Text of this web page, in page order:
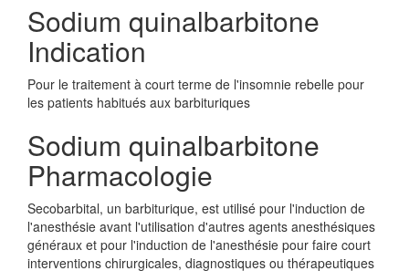
Sodium quinalbarbitone
Indication
Pour le traitement à court terme de l'insomnie rebelle pour
les patients habitués aux barbituriques
Sodium quinalbarbitone
Pharmacologie
Secobarbital, un barbiturique, est utilisé pour l'induction de
l'anesthésie avant l'utilisation d'autres agents anesthésiques
généraux et pour l'induction de l'anesthésie pour faire court
interventions chirurgicales, diagnostiques ou thérapeutiques